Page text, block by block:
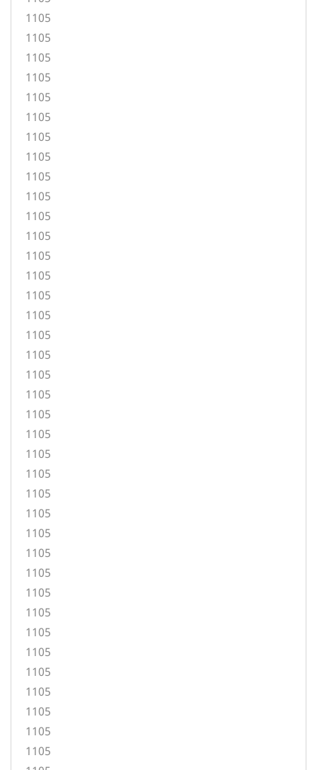
1105
1105
1105
1105
1105
1105
1105
1105
1105
1105
1105
1105
1105
1105
1105
1105
1105
1105
1105
1105
1105
1105
1105
1105
1105
1105
1105
1105
1105
1105
1105
1105
1105
1105
1105
1105
1105
1105